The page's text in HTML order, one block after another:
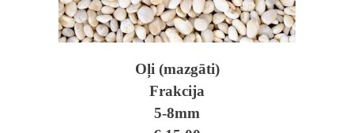
Oļi (mazgāti)
Frakcija
5-8mm